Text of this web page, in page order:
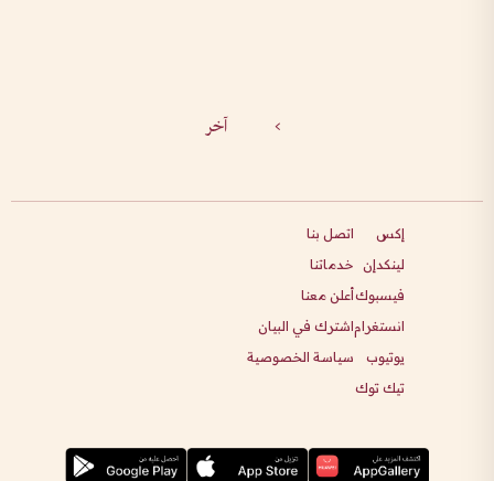
> آخر
إكس
لينكدإن
فيسبوك
انستغرام
يوتيوب
تيك توك
اتصل بنا
خدماتنا
أعلن معنا
اشترك في البيان
سياسة الخصوصية